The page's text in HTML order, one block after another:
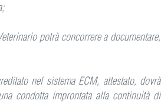
potrà concorrere a documentare,
nel sistema ECM, attestato, dovrà
condotta improntata alla continuità di